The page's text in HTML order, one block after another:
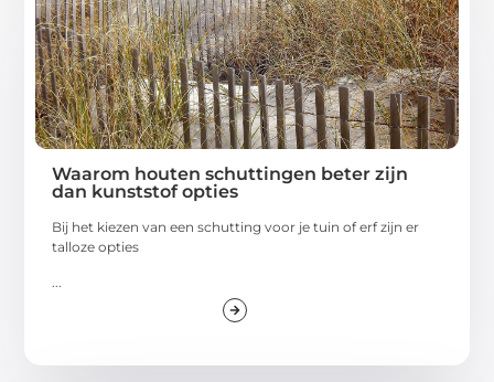
Waarom houten schuttingen beter zijn
dan kunststof opties
Bij het kiezen van een schutting voor je tuin of erf zijn er
talloze opties
...